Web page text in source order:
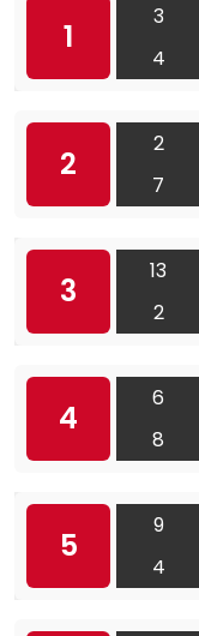
1
3
4
2
2
7
3
13
2
4
6
8
5
9
4